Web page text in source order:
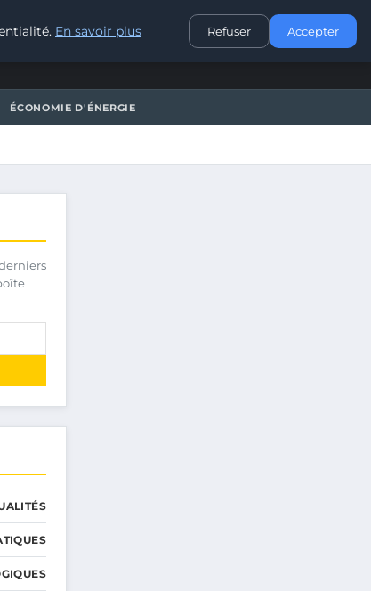
CONTACT
ÉCONOMIE D'ÉNERGIE
En savoir plus Refuser Accepter